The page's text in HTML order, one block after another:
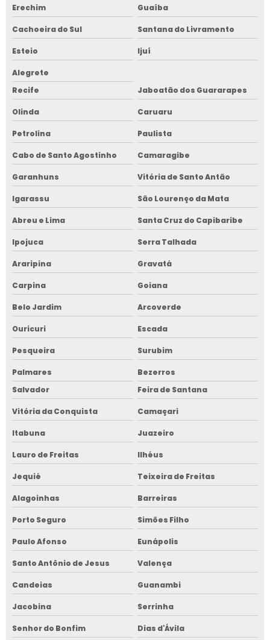
Erechim Guaíba
Cachoeira do Sul Santana do Livramento
Esteio Ijuí
Alegrete
Recife
Jaboatão dos Guararapes
Olinda Caruaru
Petrolina Paulista
Cabo de Santo Agostinho Camaragibe
Garanhuns Vitória de Santo Antão
Igarassu São Lourenço da Mata
Abreu e Lima Santa Cruz do Capibaribe
Ipojuca Serra Talhada
Araripina Gravatá
Carpina Goiana
Belo Jardim Arcoverde
Ouricuri Escada
Pesqueira Surubim
Palmares
Bezerros
Salvador
Feira de Santana
Vitória da Conquista Camaçari
Itabuna Juazeiro
Lauro de Freitas Ilhéus
Jequié Teixeira de Freitas
Alagoinhas Barreiras
Porto Seguro Simões Filho
Paulo Afonso Eunápolis
Santo Antônio de Jesus Valença
Candeias Guanambi
Jacobina Serrinha
Senhor do Bonfim Dias d'Ávila